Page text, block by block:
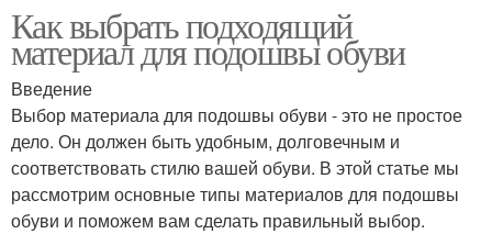
Как выбрать подходящий
материал для подошвы обуви
Введение
Выбор материала для подошвы обуви - это не простое
дело. Он должен быть удобным, долговечным и
соответствовать стилю вашей обуви. В этой статье мы
рассмотрим основные типы материалов для подошвы
обуви и поможем вам сделать правильный выбор.